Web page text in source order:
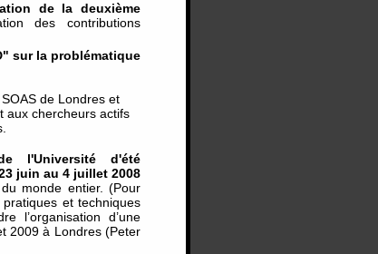
de la deuxième
des contributions
sur la problématique
de Londres et
aux chercheurs actifs
l'Université d'été
juin au 4 juillet 2008
monde entier. (Pour
et techniques
l’organisation d’une
2009 à Londres (Peter